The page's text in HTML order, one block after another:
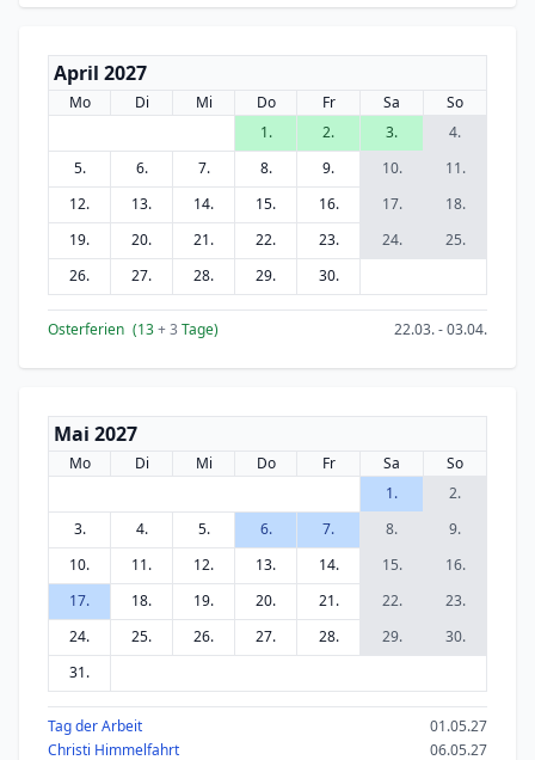
April 2027
Mo Di Mi Do Fr Sa
So
1.
2. 3.
4.
5.
6. 7. 8. 9. 10.
11.
12.
13. 14. 15. 16. 17.
18.
19.
20. 21. 22. 23. 24.
25.
26.
27. 28. 29. 30.
Osterferien (13+ 3 Tage) 22.03. - 03.04.
Mai 2027
Mo Di Mi Do Fr Sa
So
1.
2.
3.
4. 5. 6. 7. 8.
9.
10.
11. 12. 13. 14. 15.
16.
17.
18. 19. 20. 21. 22.
23.
24.
25. 26. 27. 28. 29.
30.
31.
Tag der Arbeit
01.05.27
Christi Himmelfahrt
06.05.27